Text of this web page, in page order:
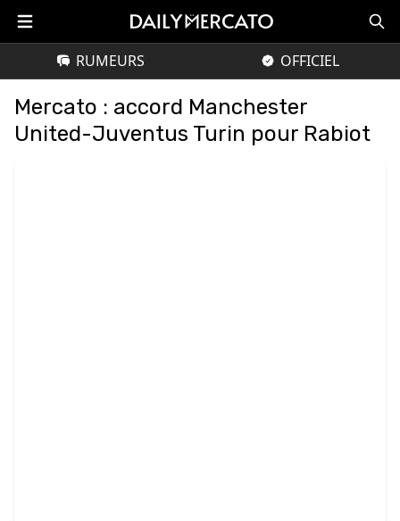
RUMEURS OFFICIEL
Mercato : accord Manchester
United-Juventus Turin pour Rabiot